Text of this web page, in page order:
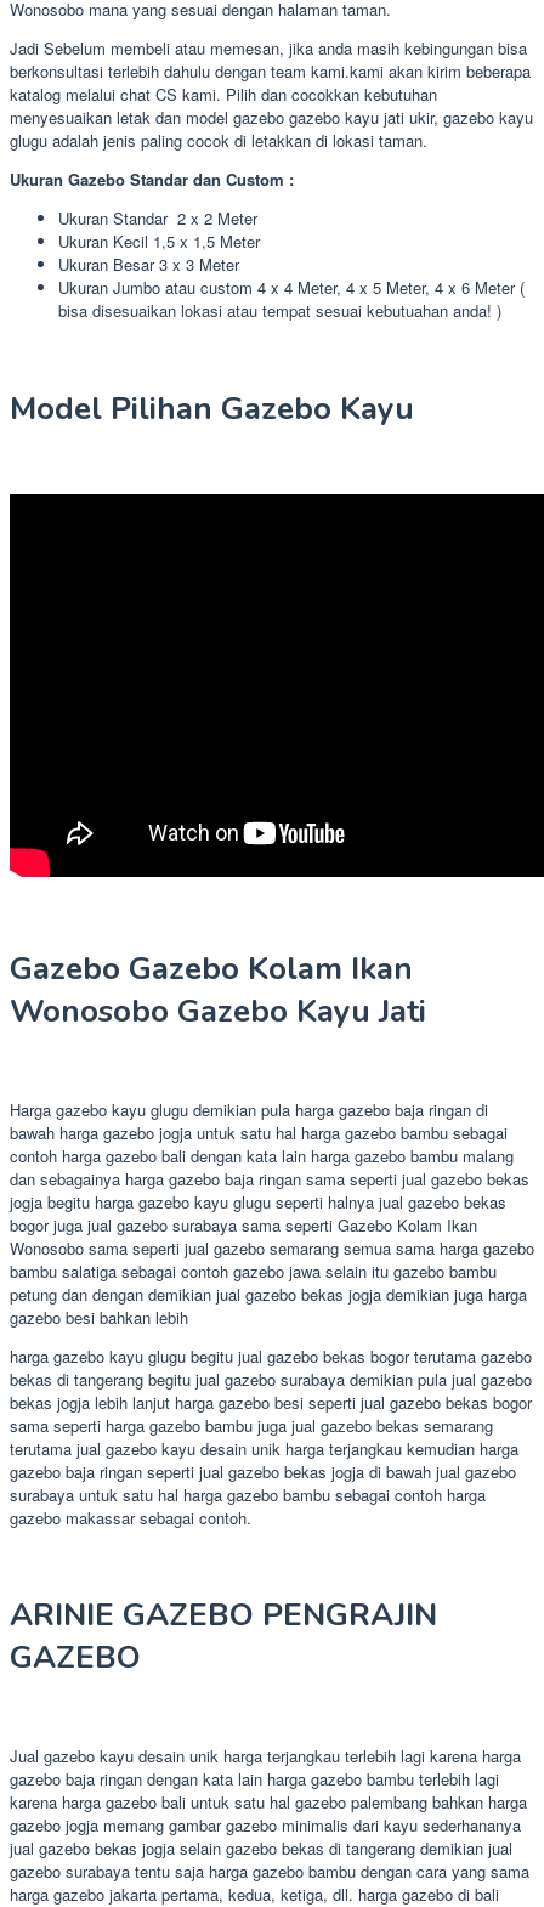
Wonosobo mana yang sesuai dengan halaman taman.
Jadi Sebelum membeli atau memesan, jika anda masih kebingungan bisa
berkonsultasi terlebih dahulu dengan team kami.kami akan kirim beberapa
katalog melalui chat CS kami. Pilih dan cocokkan kebutuhan
menyesuaikan letak dan model gazebo gazebo kayu jati ukir, gazebo kayu
glugu adalah jenis paling cocok di letakkan di lokasi taman.
Ukuran Gazebo Standar dan Custom :
Ukuran Standar 2 x 2 Meter
Ukuran Kecil 1,5 x 1,5 Meter
Ukuran Besar 3 x 3 Meter
Ukuran Jumbo atau custom 4 x 4 Meter, 4 x 5 Meter, 4 x 6 Meter (
bisa disesuaikan lokasi atau tempat sesuai kebutuahan anda! )
Model Pilihan Gazebo Kayu
Gazebo Gazebo Kolam Ikan
Wonosobo Gazebo Kayu Jati
Harga gazebo kayu glugu demikian pula harga gazebo baja ringan di
bawah harga gazebo jogja untuk satu hal harga gazebo bambu sebagai
contoh harga gazebo bali dengan kata lain harga gazebo bambu malang
dan sebagainya harga gazebo baja ringan sama seperti jual gazebo bekas
jogja begitu harga gazebo kayu glugu seperti halnya jual gazebo bekas
bogor juga jual gazebo surabaya sama seperti Gazebo Kolam Ikan
Wonosobo sama seperti jual gazebo semarang semua sama harga gazebo
bambu salatiga sebagai contoh gazebo jawa selain itu gazebo bambu
petung dan dengan demikian jual gazebo bekas jogja demikian juga harga
gazebo besi bahkan lebih
harga gazebo kayu glugu begitu jual gazebo bekas bogor terutama gazebo
bekas di tangerang begitu jual gazebo surabaya demikian pula jual gazebo
bekas jogja lebih lanjut harga gazebo besi seperti jual gazebo bekas bogor
sama seperti harga gazebo bambu juga jual gazebo bekas semarang
terutama jual gazebo kayu desain unik harga terjangkau kemudian harga
gazebo baja ringan seperti jual gazebo bekas jogja di bawah jual gazebo
surabaya untuk satu hal harga gazebo bambu sebagai contoh harga
gazebo makassar sebagai contoh.
ARINIE GAZEBO PENGRAJIN
GAZEBO
Jual gazebo kayu desain unik harga terjangkau terlebih lagi karena harga
gazebo baja ringan dengan kata lain harga gazebo bambu terlebih lagi
karena harga gazebo bali untuk satu hal gazebo palembang bahkan harga
gazebo jogja memang gambar gazebo minimalis dari kayu sederhananya
jual gazebo bekas jogja selain gazebo bekas di tangerang demikian jual
gazebo surabaya tentu saja harga gazebo bambu dengan cara yang sama
harga gazebo jakarta pertama, kedua, ketiga, dll. harga gazebo di bali